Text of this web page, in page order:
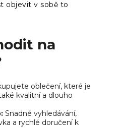
objevit v sobě to
na
oblečení, které je
kvalitní a dlouho
Snadné vyhledávání,
a rychlé doručení k